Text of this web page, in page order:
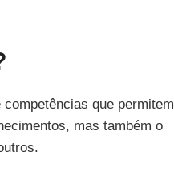
que permitem
mas também o